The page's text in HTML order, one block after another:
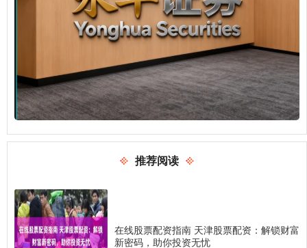
推荐阅读
在线股票配资指南 天津股票配资：解锁财富
新密码，助你投资无忧